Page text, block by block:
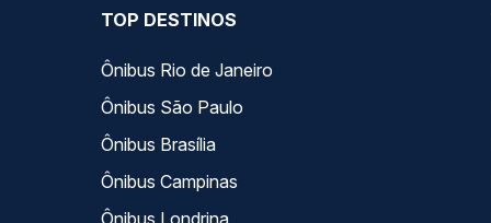
TOP DESTINOS
Ônibus Rio de Janeiro
Ônibus São Paulo
Ônibus Brasília
Ônibus Campinas
Ônibus Londrina